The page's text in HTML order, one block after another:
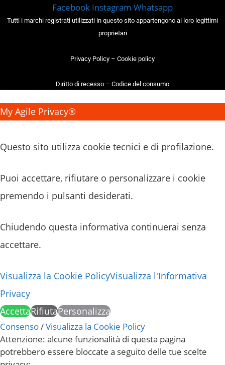
Facebook Instagram Whatsapp
Tutti i marchi registrati utilizzati in questo sito appartengono ai loro legittimi
proprietari
Privacy Policy – Cookie policy
Diritto di recesso – Codice del consumo
My Agile Privacy®
Questo sito utilizza cookie tecnici e di profilazione.
Puoi accettare, rifiutare o personalizzare i cookie
premendo i pulsanti desiderati.
Chiudendo questa informativa continuerai senza
accettare.
Visualizza la Cookie PolicyVisualizza l'Informativa
Privacy
AccettaRifiutaPersonalizza
Consenso/Visualizza la Cookie Policy
Attenzione: alcune funzionalità di questa pagina
potrebbero essere bloccate a seguito delle tue scelte